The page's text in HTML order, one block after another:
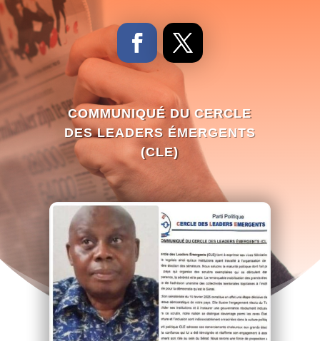
COMMUNIQUÉ DU CERCLE
DES LEADERS ÉMERGENTS
(CLE)